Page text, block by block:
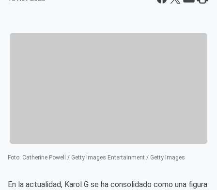
Foto: Catherine Powell / Getty Images Entertainment / Getty Images
En la actualidad, Karol G se ha consolidado como una figura